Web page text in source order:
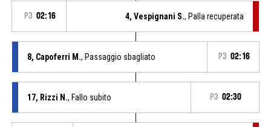
P3 02:16 4, Vespignani S., Palla recuperata
8, Capoferri M., Passaggio sbagliato P3 02:16
17, Rizzi N., Fallo subito P3 02:30